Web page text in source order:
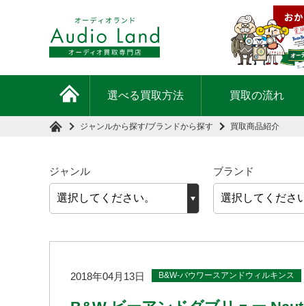
選べる買取方法 買取の流れ
ジャンルから探す/ブランドから探す 買取商品紹介
ジャンル ブランド
2018年04月13日 B&W-バウワースアンドウィルキンス